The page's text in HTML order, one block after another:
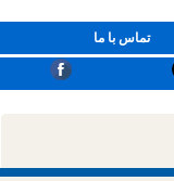
تماس با ما